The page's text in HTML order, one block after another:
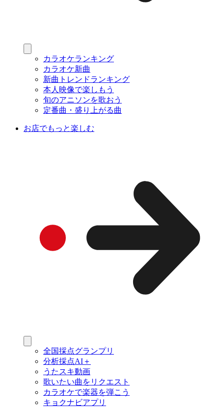
カラオケランキング
カラオケ新曲
新曲トレンドランキング
本人映像で楽しもう
旬のアニソンを歌おう
定番曲・盛り上がる曲
お店でもっと楽しむ
全国採点グランプリ
分析採点AI＋
うたスキ動画
歌いたい曲をリクエスト
カラオケで楽器を弾こう
キョクナビアプリ